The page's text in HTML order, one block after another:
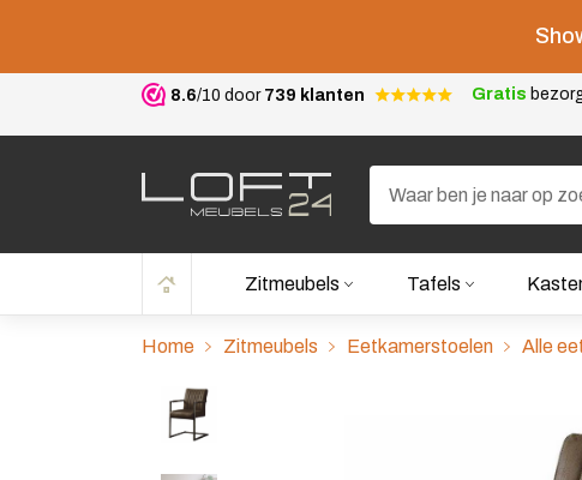
8.6/10 door 739 klanten Gratis
Zitmeubels Tafels
Home Zitmeubels Eetkamerstoelen Alle